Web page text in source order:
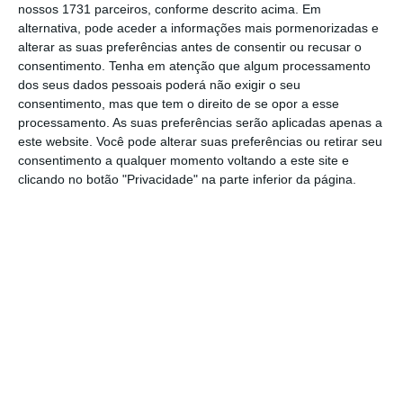
nossos 1731 parceiros, conforme descrito acima. Em
alternativa, pode aceder a informações mais pormenorizadas e
alterar as suas preferências antes de consentir ou recusar o
consentimento. Tenha em atenção que algum processamento
dos seus dados pessoais poderá não exigir o seu
consentimento, mas que tem o direito de se opor a esse
processamento. As suas preferências serão aplicadas apenas a
este website. Você pode alterar suas preferências ou retirar seu
consentimento a qualquer momento voltando a este site e
clicando no botão "Privacidade" na parte inferior da página.
Ver Descodificador
O que é o AI Act?
O que muda concretamente no AI Act com o novo acordo?
O que levou a União Europeia a adiar algumas regras?
Porque é que a Alemanha teve um papel tão importante nas